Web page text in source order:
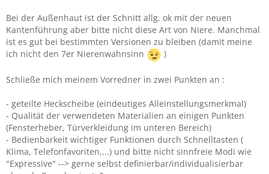
Bei der Außenhaut ist der Schnitt allg. ok mit der neuen
Kantenführung aber bitte nicht diese Art von Niere. Manchmal
ist es gut bei bestimmten Versionen zu bleiben (damit meine
ich nicht den 7er Nierenwahnsinn
)
Schließe mich meinem Vorredner in zwei Punkten an :
- geteilte Heckscheibe (eindeutiges Alleinstellungsmerkmal)
- Qualität der verwendeten Materialien an einigen Punkten
(Fensterheber, Türverkleidung im unteren Bereich)
- Bedienbarkeit wichtiger Funktionen durch Schnelltasten (
Klima, Telefonfavoriten,...) und bitte nicht sinnfreie Modi wie
"Expressive" --> gerne selbst definierbar/individualisierbar